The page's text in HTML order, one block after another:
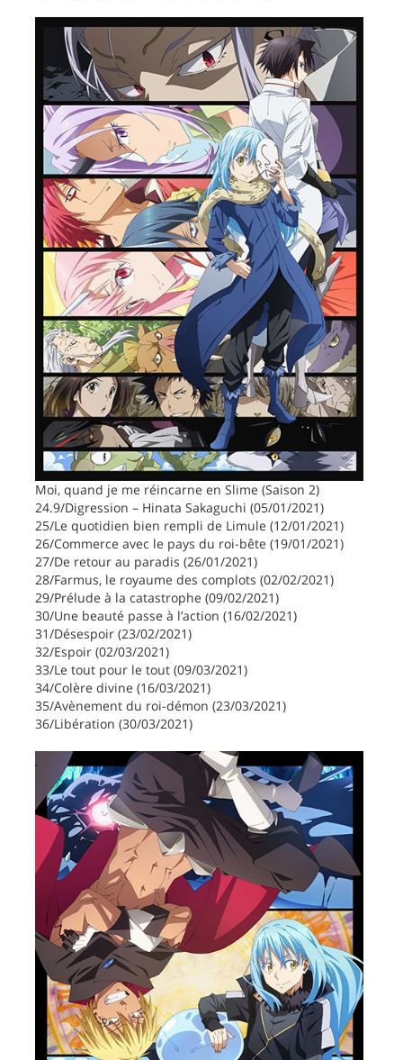
Moi, quand je me réincarne en Slime (Saison 2)
24.9/Digression – Hinata Sakaguchi (05/01/2021)
25/Le quotidien bien rempli de Limule (12/01/2021)
26/Commerce avec le pays du roi-bête (19/01/2021)
27/De retour au paradis (26/01/2021)
28/Farmus, le royaume des complots (02/02/2021)
29/Prélude à la catastrophe (09/02/2021)
30/Une beauté passe à l’action (16/02/2021)
31/Désespoir (23/02/2021)
32/Espoir (02/03/2021)
33/Le tout pour le tout (09/03/2021)
34/Colère divine (16/03/2021)
35/Avènement du roi-démon (23/03/2021)
36/Libération (30/03/2021)